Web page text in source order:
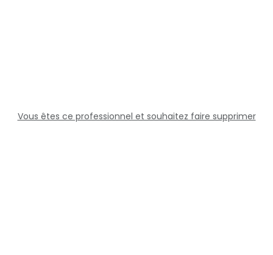
Vous êtes ce professionnel et souhaitez faire supprimer